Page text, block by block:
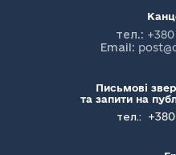
тел.:
Email:
Письмові
та запити на
тел.: